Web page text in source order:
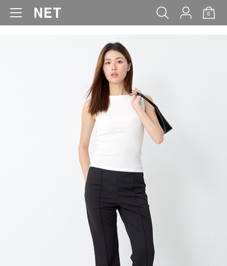
0
WOMEN MEN KIDS BABY